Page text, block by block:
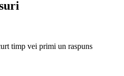
timp vei primi un raspuns